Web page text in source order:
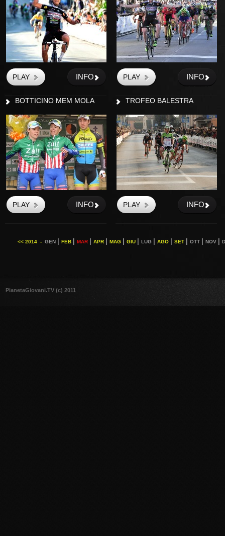
INFO INFO
BOTTICINO MEM MOLA
INFO
TROFEO BALESTRA
INFO
<< 2014 - GEN FEB MAR APR MAG GIU LUG AGO SET OTT NOV
PianetaGiovani.TV (c) 2011